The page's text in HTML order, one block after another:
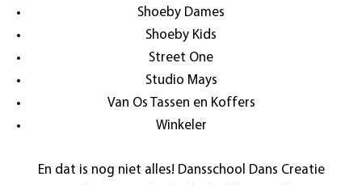
Shoeby Dames
Shoeby Kids
Street One
Studio Mays
Van Os Tassen en Koffers
Winkeler
En dat is nog niet alles! Dansschool Dans Creatie